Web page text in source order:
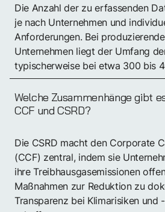
Die Anzahl der zu erfassenden
je nach Unternehmen und
Anforderungen. Bei
Unternehmen liegt der Umfang
typischerweise bei etwa 300 bis
Welche Zusammenhänge gibt
CCF und CSRD?
Die CSRD macht den Corporate
(CCF) zentral, indem sie
ihre Treibhausgasemissionen
Maßnahmen zur Reduktion zu
Transparenz bei Klimarisiken und